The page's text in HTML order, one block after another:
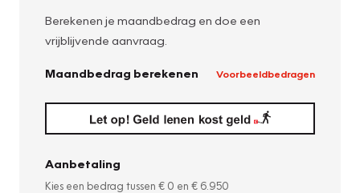
Berekenen je maandbedrag en doe een
vrijblijvende aanvraag.
Maandbedrag berekenen Voorbeeldbedragen
Aanbetaling
Kies een bedrag tussen € 0 en € 6.950